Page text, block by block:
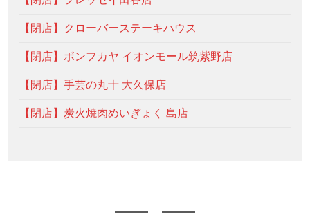
【閉店】クローバーステーキハウス
【閉店】ボンフカヤ イオンモール筑紫野店
【閉店】手芸の丸十 大久保店
【閉店】炭火焼肉めいぎょく 島店